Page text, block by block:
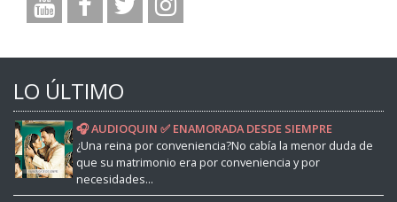
LO ÚLTIMO
🎧 AUDIOQUIN ✅ ENAMORADA DESDE SIEMPRE
¿Una reina por conveniencia?No cabía la menor duda de
que su matrimonio era por conveniencia y por
necesidades...